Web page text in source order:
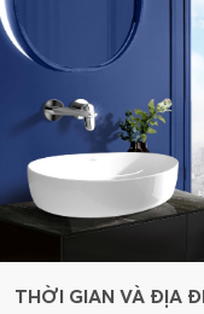
THỜI GIAN VÀ ĐỊA